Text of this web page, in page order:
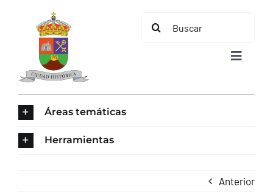
contenido
Buscar:
Toggle
Áreas temáticas
Herramientas
Anterior